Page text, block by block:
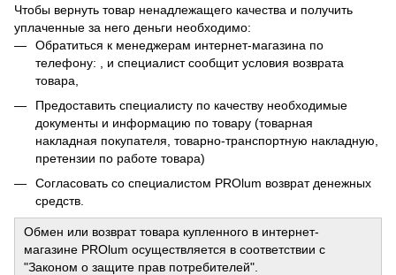
Чтобы вернуть товар ненадлежащего качества и получить
уплаченные за него деньги необходимо:
Обратиться к менеджерам интернет-магазина по
телефону: , и специалист сообщит условия возврата
товара,
Предоставить специалисту по качеству необходимые
документы и информацию по товару (товарная
накладная покупателя, товарно-транспортную накладную,
претензии по работе товара)
Согласовать со специалистом PROlum возврат денежных
средств.
Обмен или возврат товара купленного в интернет-
магазине PROlum осуществляется в соответствии с
"Законом о защите прав потребителей".